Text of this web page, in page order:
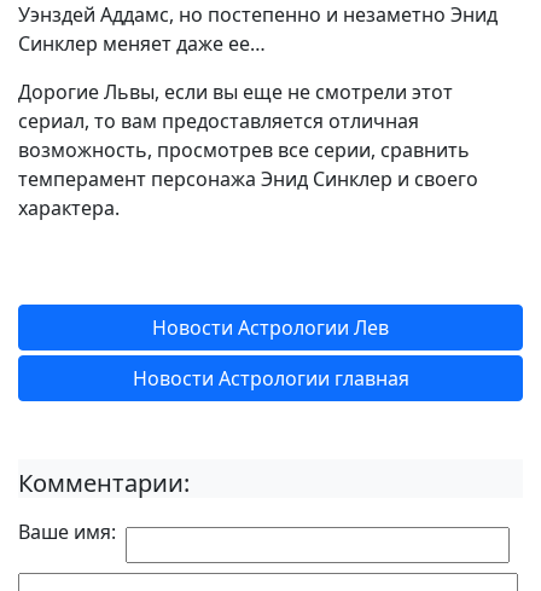
Уэнздей Аддамс, но постепенно и незаметно Энид
Синклер меняет даже ее…
Дорогие Львы, если вы еще не смотрели этот
сериал, то вам предоставляется отличная
возможность, просмотрев все серии, сравнить
темперамент персонажа Энид Синклер и своего
характера.
Новости Астрологии Лев
Новости Астрологии главная
Комментарии:
Ваше имя: